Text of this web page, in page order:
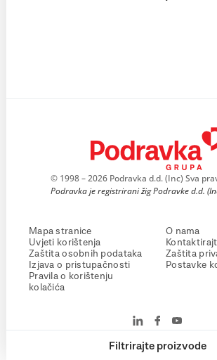
Filtrirajte proizvode
© 1998 – 2026 Podravka d.d. (Inc) Sva
Podravka je registrirani žig Podravke d.d.
Mapa stranice
Uvjeti korištenja
Zaštita osobnih podataka
Izjava o pristupačnosti
Pravila o korištenju
kolačića
O nama
Zaštita
Postavke